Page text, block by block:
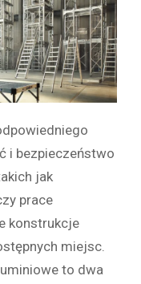
i bezpieczeństwo
jak
prace
konstrukcje
miejsc.
to dwa